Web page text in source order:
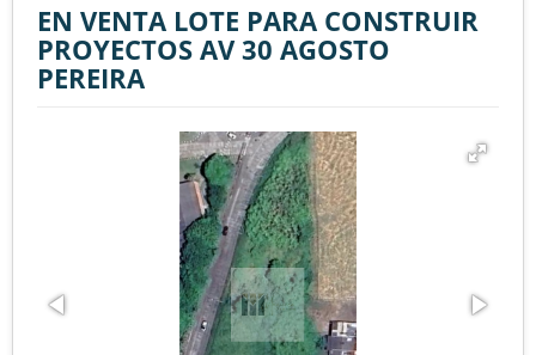
EN VENTA LOTE PARA CONSTRUIR
PROYECTOS AV 30 AGOSTO
PEREIRA